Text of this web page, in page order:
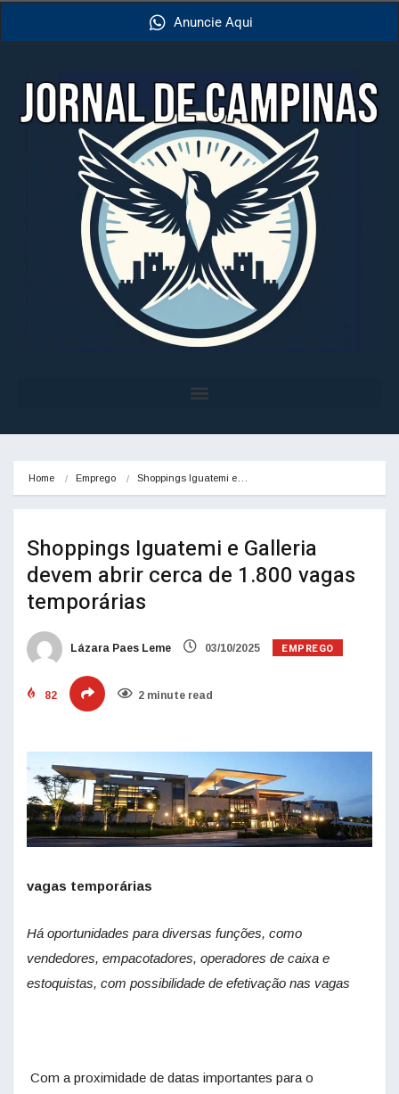
Anuncie Aqui
Home Emprego Shoppings Iguatemi e…
Shoppings Iguatemi e Galleria
devem abrir cerca de 1.800 vagas
temporárias
Lázara Paes Leme 03/10/2025 EMPREGO
82 2 minute read
vagas temporárias
Há oportunidades para diversas funções, como
vendedores, empacotadores, operadores de caixa e
estoquistas, com possibilidade de efetivação nas vagas
Com a proximidade de datas importantes para o